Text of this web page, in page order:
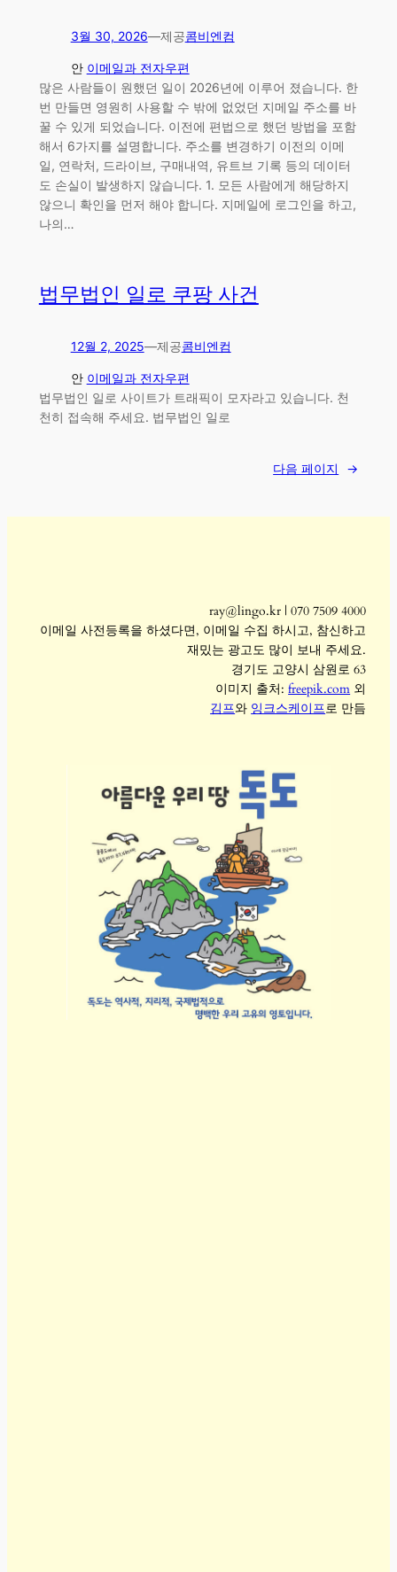
3월 30, 2026—제공콤비엔컴
안 이메일과 전자우편
많은 사람들이 원했던 일이 2026년에 이루어 졌습니다. 한
번 만들면 영원히 사용할 수 밖에 없었던 지메일 주소를 바
꿀 수 있게 되었습니다. 이전에 편법으로 했던 방법을 포함
해서 6가지를 설명합니다. 주소를 변경하기 이전의 이메
일, 연락처, 드라이브, 구매내역, 유트브 기록 등의 데이터
도 손실이 발생하지 않습니다. 1. 모든 사람에게 해당하지
않으니 확인을 먼저 해야 합니다. 지메일에 로그인을 하고,
나의…
법무법인 일로 쿠팡 사건
12월 2, 2025—제공콤비엔컴
안 이메일과 전자우편
법무법인 일로 사이트가 트래픽이 모자라고 있습니다. 천
천히 접속해 주세요. 법무법인 일로
다음 페이지 →
ray@lingo.kr | 070 7509 4000
이메일 사전등록을 하셨다면, 이메일 수집 하시고, 참신하고
재밌는 광고도 많이 보내 주세요.
경기도 고양시 삼원로 63
이미지 출처:freepik.com 외
김프와 잉크스케이프로 만듬